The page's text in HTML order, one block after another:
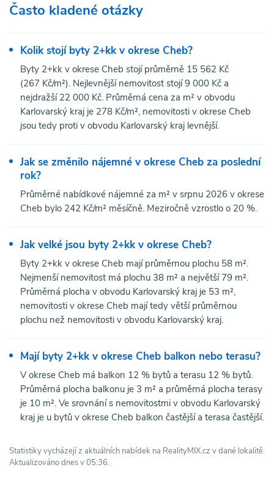
Často kladené otázky
Kolik stojí byty 2+kk v okrese Cheb?
Byty 2+kk v okrese Cheb stojí průměrně 15 562 Kč
(267 Kč/m²). Nejlevnější nemovitost stojí 9 000 Kč a
nejdražší 22 000 Kč. Průměrná cena za m² v obvodu
Karlovarský kraj je 278 Kč/m², nemovitosti v okrese Cheb
jsou tedy proti v obvodu Karlovarský kraj levnější.
Jak se změnilo nájemné v okrese Cheb za poslední
rok?
Průměrné nabídkové nájemné za m² v srpnu 2026 v okrese
Cheb bylo 242 Kč/m² měsíčně. Meziročně vzrostlo o 20 %.
Jak velké jsou byty 2+kk v okrese Cheb?
Byty 2+kk v okrese Cheb mají průměrnou plochu 58 m².
Nejmenší nemovitost má plochu 38 m² a největší 79 m².
Průměrná plocha v obvodu Karlovarský kraj je 53 m²,
nemovitosti v okrese Cheb mají tedy větší průměrnou
plochu než nemovitosti v obvodu Karlovarský kraj.
Mají byty 2+kk v okrese Cheb balkon nebo terasu?
V okrese Cheb má balkon 12 % bytů a terasu 12 % bytů.
Průměrná plocha balkonu je 3 m² a průměrná plocha terasy
je 10 m². Ve srovnání s nemovitostmi v obvodu Karlovarský
kraj je u bytů v okrese Cheb balkon častější a terasa častější.
Statistiky vycházejí z aktuálních nabídek na RealityMIX.cz v dané lokalitě.
Aktualizováno dnes v 05:36.